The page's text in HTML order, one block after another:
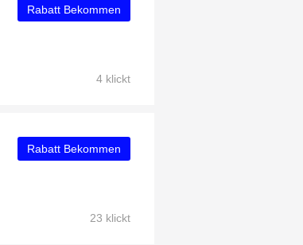
Rabatt Bekommen
4 klickt
Rabatt Bekommen
23 klickt